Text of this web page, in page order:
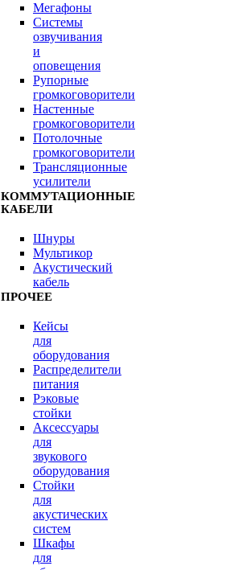
Мегафоны
Системы
озвучивания
и
оповещения
Рупорные
громкоговорители
Настенные
громкоговорители
Потолочные
громкоговорители
Трансляционные
усилители
КОММУТАЦИОННЫЕ
КАБЕЛИ
Шнуры
Мультикор
Акустический
кабель
ПРОЧЕЕ
Кейсы
для
оборудования
Распределители
питания
Рэковые
стойки
Аксессуары
для
звукового
оборудования
Стойки
для
акустических
систем
Шкафы
для